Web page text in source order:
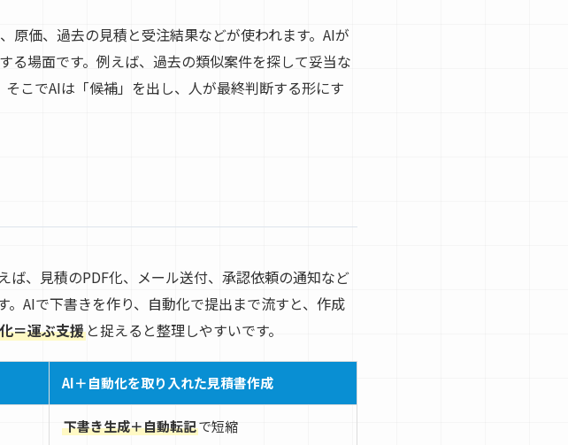
原価、過去の見積と受注結果などが使われます。AIが
る場面です。例えば、過去の類似案件を探して妥当な
こでAIは「候補」を出し、人が最終判断する形にす
ば、見積のPDF化、メール送付、承認依頼の通知など
AIで下書きを作り、自動化で提出まで流すと、作成
＝運ぶ支援 と捉えると整理しやすいです。
AI＋自動化を取り入れた見積書作成
下書き生成＋自動転記で短縮